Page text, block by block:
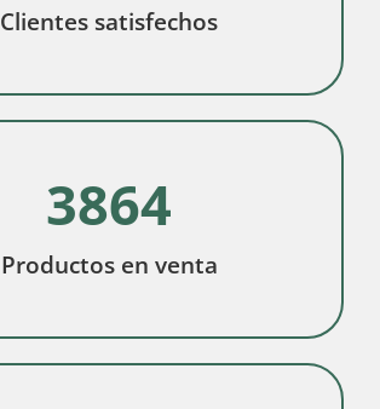
Clientes satisfechos
Productos en venta
3864